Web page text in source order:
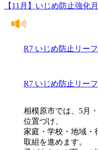
【11月】いじめ防止強化
R7 いじめ防止リー
R7 いじめ防止リー
相模原市では、5月
位置づけ、
家庭・学校・地域・
取組を進めます。